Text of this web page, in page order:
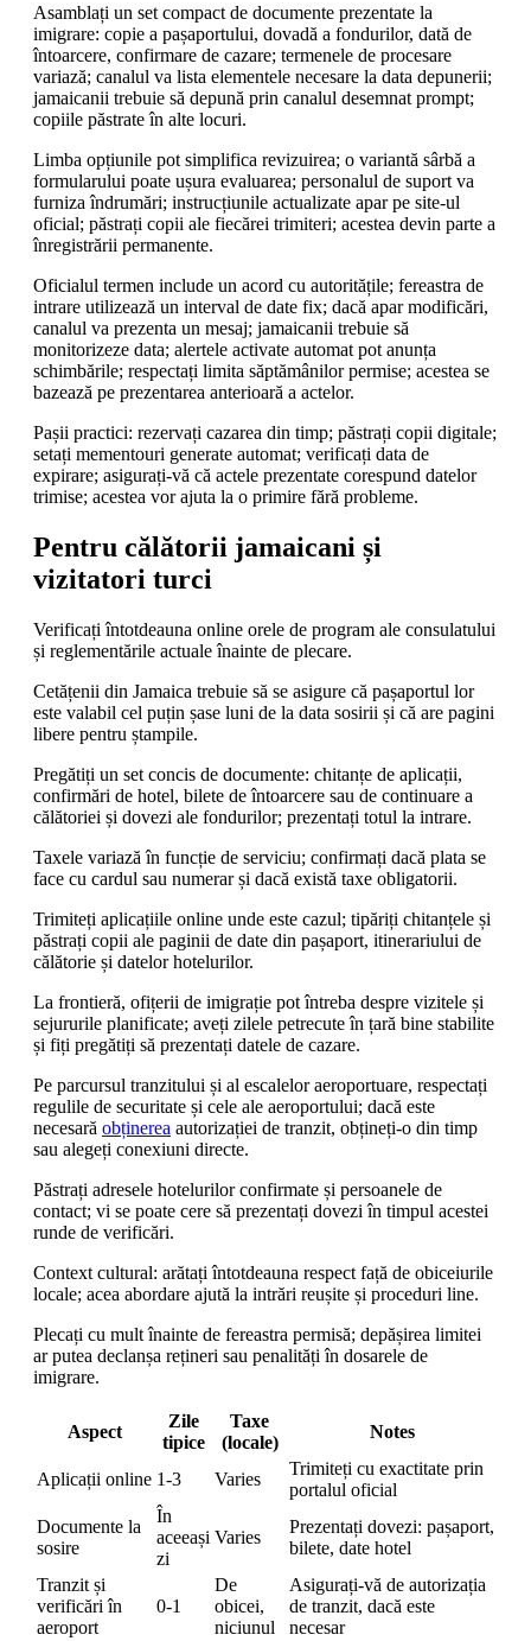
Asamblați un set compact de documente prezentate la
imigrare: copie a pașaportului, dovadă a fondurilor, dată de
întoarcere, confirmare de cazare; termenele de procesare
variază; canalul va lista elementele necesare la data depunerii;
jamaicanii trebuie să depună prin canalul desemnat prompt;
copiile păstrate în alte locuri.
Limba opțiunile pot simplifica revizuirea; o variantă sârbă a
formularului poate ușura evaluarea; personalul de suport va
furniza îndrumări; instrucțiunile actualizate apar pe site-ul
oficial; păstrați copii ale fiecărei trimiteri; acestea devin parte a
înregistrării permanente.
Oficialul termen include un acord cu autoritățile; fereastra de
intrare utilizează un interval de date fix; dacă apar modificări,
canalul va prezenta un mesaj; jamaicanii trebuie să
monitorizeze data; alertele activate automat pot anunța
schimbările; respectați limita săptămânilor permise; acestea se
bazează pe prezentarea anterioară a actelor.
Pașii practici: rezervați cazarea din timp; păstrați copii digitale;
setați mementouri generate automat; verificați data de
expirare; asigurați-vă că actele prezentate corespund datelor
trimise; acestea vor ajuta la o primire fără probleme.
Pentru călătorii jamaicani și
vizitatori turci
Verificați întotdeauna online orele de program ale consulatului
și reglementările actuale înainte de plecare.
Cetățenii din Jamaica trebuie să se asigure că pașaportul lor
este valabil cel puțin șase luni de la data sosirii și că are pagini
libere pentru ștampile.
Pregătiți un set concis de documente: chitanțe de aplicații,
confirmări de hotel, bilete de întoarcere sau de continuare a
călătoriei și dovezi ale fondurilor; prezentați totul la intrare.
Taxele variază în funcție de serviciu; confirmați dacă plata se
face cu cardul sau numerar și dacă există taxe obligatorii.
Trimiteți aplicațiile online unde este cazul; tipăriți chitanțele și
păstrați copii ale paginii de date din pașaport, itinerariului de
călătorie și datelor hotelurilor.
La frontieră, ofițerii de imigrație pot întreba despre vizitele și
sejururile planificate; aveți zilele petrecute în țară bine stabilite
și fiți pregătiți să prezentați datele de cazare.
Pe parcursul tranzitului și al escalelor aeroportuare, respectați
regulile de securitate și cele ale aeroportului; dacă este
necesară obținerea autorizației de tranzit, obțineți-o din timp
sau alegeți conexiuni directe.
Păstrați adresele hotelurilor confirmate și persoanele de
contact; vi se poate cere să prezentați dovezi în timpul acestei
runde de verificări.
Context cultural: arătați întotdeauna respect față de obiceiurile
locale; acea abordare ajută la intrări reușite și proceduri line.
Plecați cu mult înainte de fereastra permisă; depășirea limitei
ar putea declanșa rețineri sau penalități în dosarele de
imigrare.
Aspect
Zile
tipice
Taxe
(locale)
Notes
Aplicații online 1-3 Varies
Trimiteți cu exactitate prin
portalul oficial
Documente la
sosire
În
aceeași
zi
Varies
Prezentați dovezi: pașaport,
bilete, date hotel
Tranzit și
verificări în
aeroport
0-1
De
obicei,
niciunul
Asigurați-vă de autorizația
de tranzit, dacă este
necesar